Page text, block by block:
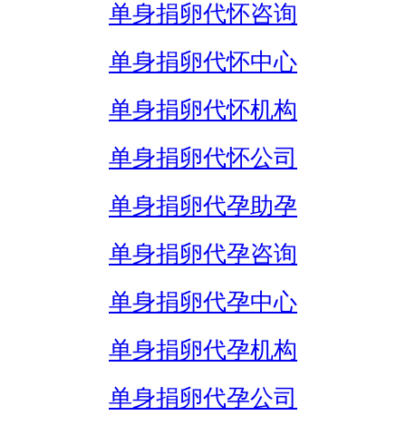
单身捐卵代怀咨询
单身捐卵代怀中心
单身捐卵代怀机构
单身捐卵代怀公司
单身捐卵代孕助孕
单身捐卵代孕咨询
单身捐卵代孕中心
单身捐卵代孕机构
单身捐卵代孕公司